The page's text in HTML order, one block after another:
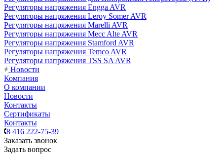
Регуляторы напряжения Engga AVR
Регуляторы напряжения Leroy Somer AVR
Регуляторы напряжения Marelli AVR
Регуляторы напряжения Mecc Alte AVR
Регуляторы напряжения Stamford AVR
Регуляторы напряжения Temco AVR
Регуляторы напряжения TSS SA AVR
Новости
Компания
О компании
Новости
Контакты
Сертификаты
Контакты
8 416 222-75-39
Заказать звонок
Задать вопрос